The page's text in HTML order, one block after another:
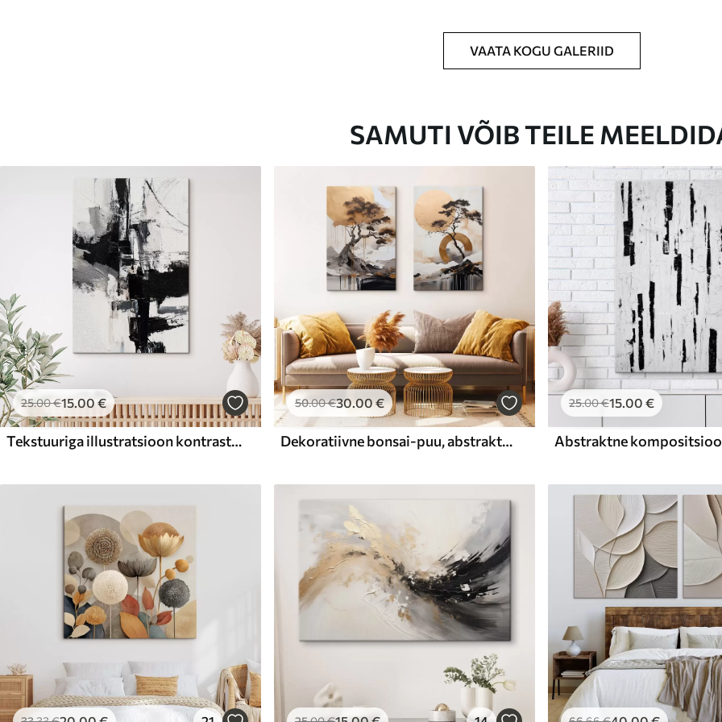
VAATA KOGU GALERIID
SAMUTI VÕIB TEILE
25.00€15.00 €
Tekstuuriga illustratsioon kontrastsete mustade ja hallide pintslitõmmetega õlimaalistiilis
50.00€30.00 €
Dekoratiivne bonsai-puu, abstraktne maal
25.00€15.00 €